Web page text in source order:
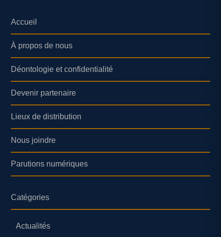
Accueil
À propos de nous
Déontologie et confidentialité
Devenir partenaire
Lieux de distribution
Nous joindre
Parutions numériques
Catégories
Actualités